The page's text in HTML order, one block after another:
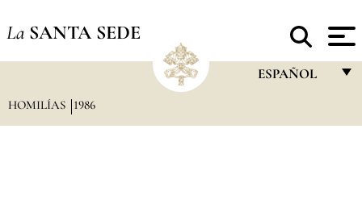
La SANTA SEDE
ESPAÑOL
HOMILÍAS 1986